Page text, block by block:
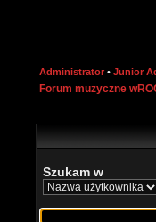
Administrator • Junior
Forum muzyczne
Szukam w